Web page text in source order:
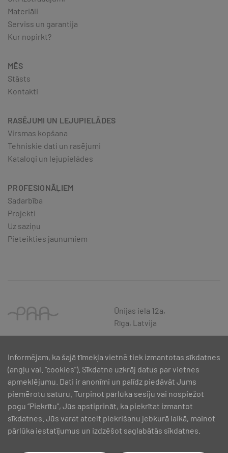
Materiāli
Serviss un garantija
Kur nopirkt?
MĒS
Stāsts
Kontakti
RASĒJUMI UN LEJUPIELĀDES
Virsmas kopšana
Tehniskie dati un rasējumi
Katalogi un lejupielādes
PROFESIONĀĻIEM
Sadarbība
Projekti
Uz saziņu
Pieteikties jaunumiem
Ūnijas iela 12a,
Rīga, Latvija
Informējam, ka šajā tīmekļa vietnē tiek izmantotas sīkdatnes
(angļu val. “cookies”). Sīkdatne uzkrāj datus par vietnes
apmeklējumu. Dati ir anonīmi un palīdz piedāvāt Jums
piemērotu saturu. Turpinot pārlūka sesiju vai nospiežot
pogu “Piekrītu”, Jūs apstiprināt, ka piekrītat izmantot
sīkdatnes. Jūs varat atcelt piekrišanu jebkurā laikā, mainot
pārlūka iestatījumus un izdzēšot saglabātās sīkdatnes.